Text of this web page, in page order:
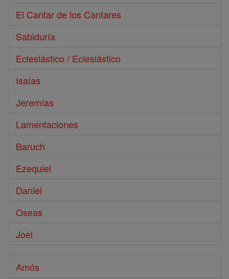
El Cantar de los Cantares
Sabiduría
Eclesiástico / Eclesiástico
Isaías
Jeremías
Lamentaciones
Baruch
Ezequiel
Daniel
Oseas
Joel
Amós